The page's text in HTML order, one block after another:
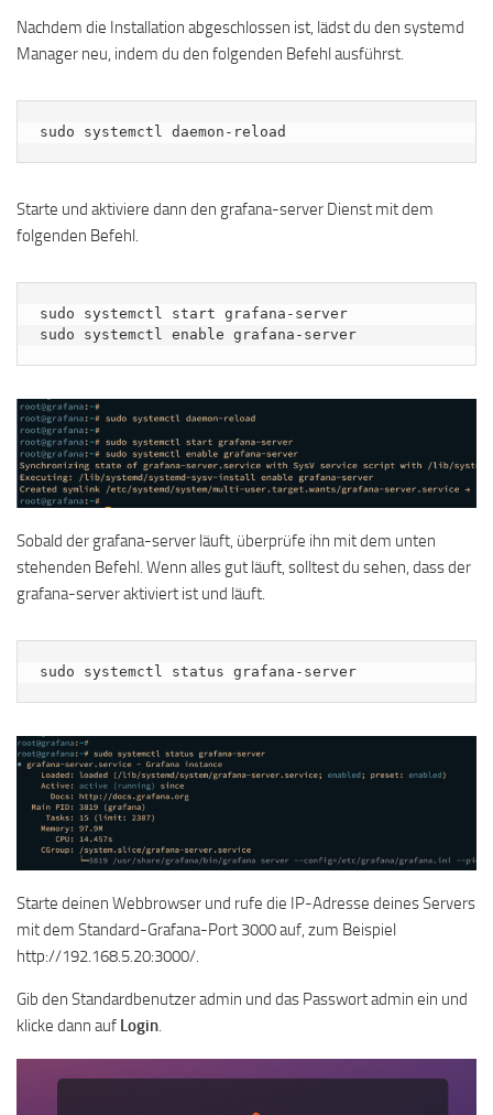
Nachdem die Installation abgeschlossen ist, lädst du den systemd
Manager neu, indem du den folgenden Befehl ausführst.
sudo systemctl daemon-reload
Starte und aktiviere dann den grafana-server Dienst mit dem
folgenden Befehl.
sudo systemctl start grafana-server
sudo systemctl enable grafana-server
Sobald der grafana-server läuft, überprüfe ihn mit dem unten
stehenden Befehl. Wenn alles gut läuft, solltest du sehen, dass der
grafana-server aktiviert ist und läuft.
sudo systemctl status grafana-server
Starte deinen Webbrowser und rufe die IP-Adresse deines Servers
mit dem Standard-Grafana-Port 3000 auf, zum Beispiel
http://192.168.5.20:3000/.
Gib den Standardbenutzer admin und das Passwort admin ein und
klicke dann auf Login